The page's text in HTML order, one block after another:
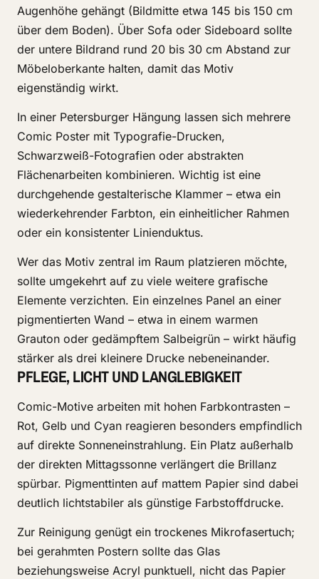
Augenhöhe gehängt (Bildmitte etwa 145 bis 150 cm
über dem Boden). Über Sofa oder Sideboard sollte
der untere Bildrand rund 20 bis 30 cm Abstand zur
Möbeloberkante halten, damit das Motiv
eigenständig wirkt.
In einer Petersburger Hängung lassen sich mehrere
Comic Poster mit Typografie-Drucken,
Schwarzweiß-Fotografien oder abstrakten
Flächenarbeiten kombinieren. Wichtig ist eine
durchgehende gestalterische Klammer – etwa ein
wiederkehrender Farbton, ein einheitlicher Rahmen
oder ein konsistenter Linienduktus.
Wer das Motiv zentral im Raum platzieren möchte,
sollte umgekehrt auf zu viele weitere grafische
Elemente verzichten. Ein einzelnes Panel an einer
pigmentierten Wand – etwa in einem warmen
Grauton oder gedämpftem Salbeigrün – wirkt häufig
stärker als drei kleinere Drucke nebeneinander.
PFLEGE, LICHT UND LANGLEBIGKEIT
Comic-Motive arbeiten mit hohen Farbkontrasten –
Rot, Gelb und Cyan reagieren besonders empfindlich
auf direkte Sonneneinstrahlung. Ein Platz außerhalb
der direkten Mittagssonne verlängert die Brillanz
spürbar. Pigmenttinten auf mattem Papier sind dabei
deutlich lichtstabiler als günstige Farbstoffdrucke.
Zur Reinigung genügt ein trockenes Mikrofasertuch;
bei gerahmten Postern sollte das Glas
beziehungsweise Acryl punktuell, nicht das Papier